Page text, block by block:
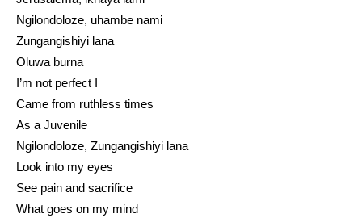
Ngilondoloze, uhambe nami
Zungangishiyi lana
Oluwa burna
I’m not perfect I
Came from ruthless times
As a Juvenile
Ngilondoloze, Zungangishiyi lana
Look into my eyes
See pain and sacrifice
What goes on my mind